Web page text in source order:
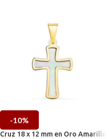
-10%
Cruz 18 x 12 mm en Oro Amarillo